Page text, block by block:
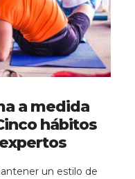
a medida
hábitos
un estilo de